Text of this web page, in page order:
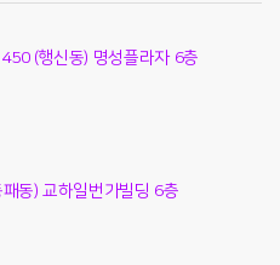
(행신동) 명성플라자 6층
동) 교하일번가빌딩 6층